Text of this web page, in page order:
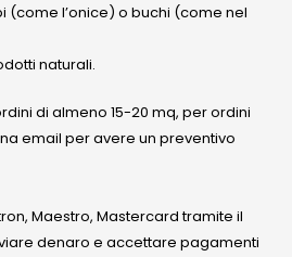
(come l’onice) o buchi (come nel
naturali.
di almeno 15-20 mq, per ordini
email per avere un preventivo
Maestro, Mastercard tramite il
denaro e accettare pagamenti